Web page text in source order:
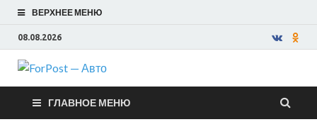
ВЕРХНЕЕ МЕНЮ
08.08.2026
ForPost —
Авто
ГЛАВНОЕ МЕНЮ